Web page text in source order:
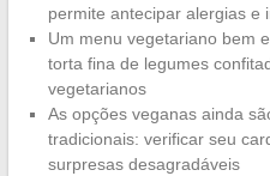
permite antecipar alergias e
Um menu vegetariano bem
torta fina de legumes
vegetarianos
As opções veganas ainda
tradicionais: verificar seu
surpresas desagradáveis